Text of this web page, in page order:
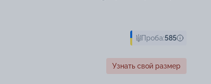
Проба:585
Узнать свой размер